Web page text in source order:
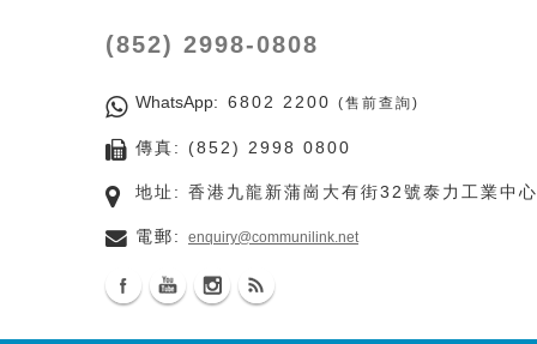
(852) 2998-0808
WhatsApp: 6802 2200 (售前查詢)
傳真: (852) 2998 0800
地址: 香港九龍新蒲崗大有街32號泰力工業中
電郵: enquiry@communilink.net